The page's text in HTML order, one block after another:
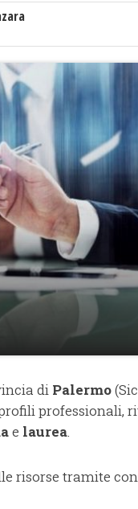
di Palermo
professionali,
e laurea.
risorse tramite